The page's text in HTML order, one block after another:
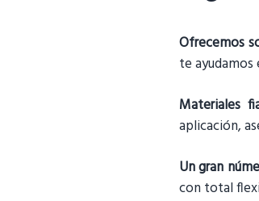
Ofrecemos
te
Materiales
aplicación,
Un gran
con total